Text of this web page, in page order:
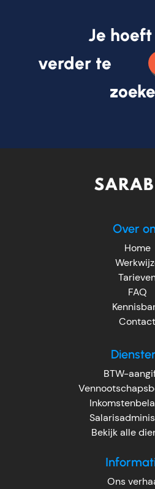
Je
verder te
Over
Home
FAQ
Contact
BTW-
Bekijk alle
Ons